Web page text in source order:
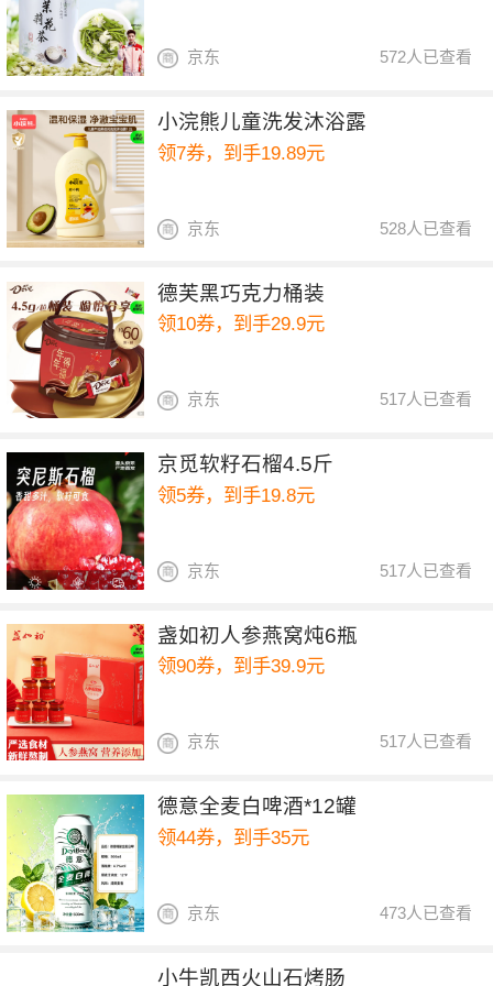
572人已查看
京东
小浣熊儿童洗发沐浴露
领7券，到手19.89元
528人已查看
京东
德芙黑巧克力桶装
领10券，到手29.9元
517人已查看
京东
京觅软籽石榴4.5斤
领5券，到手19.8元
517人已查看
京东
盏如初人参燕窝炖6瓶
领90券，到手39.9元
517人已查看
京东
德意全麦白啤酒*12罐
领44券，到手35元
473人已查看
京东
小牛凯西火山石烤肠